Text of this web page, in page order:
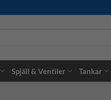
Spjäll & Ventiler Tankar